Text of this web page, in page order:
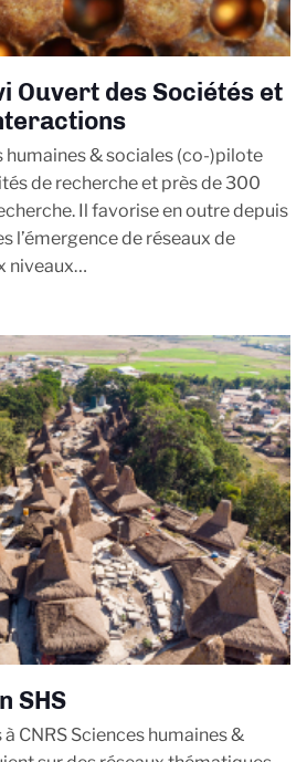
Ouvert des Sociétés et
humaines & sociales (co-)pilote
de recherche et près de 300
Il favorise en outre depuis
l’émergence de réseaux de
niveaux…
SHS
CNRS Sciences humaines &